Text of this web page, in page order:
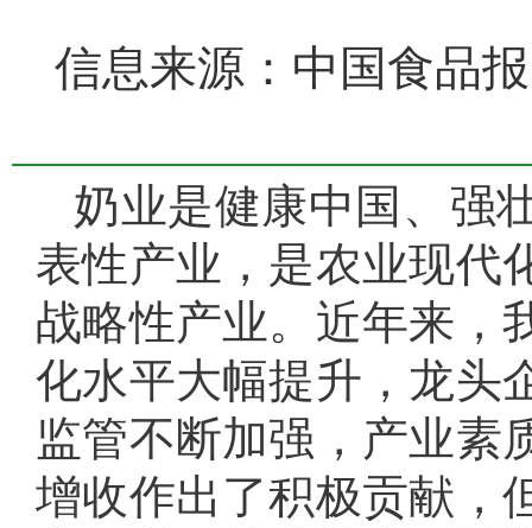
信息来源：中国食品
奶业是健康中国、强
表性产业，是农业现代
战略性产业。近年来，
化水平大幅提升，龙头
监管不断加强，产业素
增收作出了积极贡献，